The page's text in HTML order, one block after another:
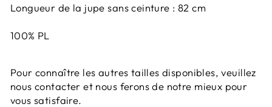
Longueur de la jupe sans ceinture : 82 cm
100% PL
Pour connaître les autres tailles disponibles, veuillez
nous contacter et nous ferons de notre mieux pour
vous satisfaire.